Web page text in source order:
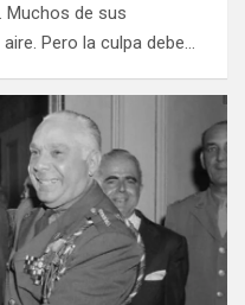
Muchos de sus
Pero la culpa debe…